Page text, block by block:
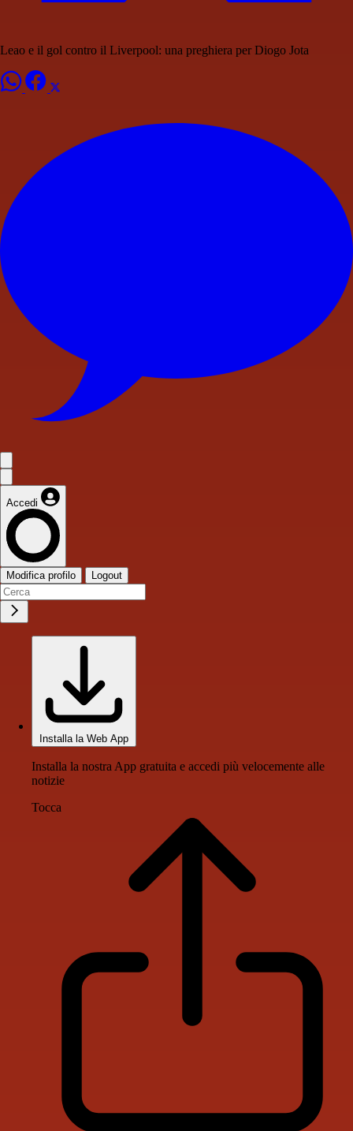
Leao e il gol contro il Liverpool: una preghiera per Diogo Jota
Accedi
Modifica profilo Logout
Installa la Web App
Installa la nostra App gratuita e accedi più velocemente alle
notizie
Tocca